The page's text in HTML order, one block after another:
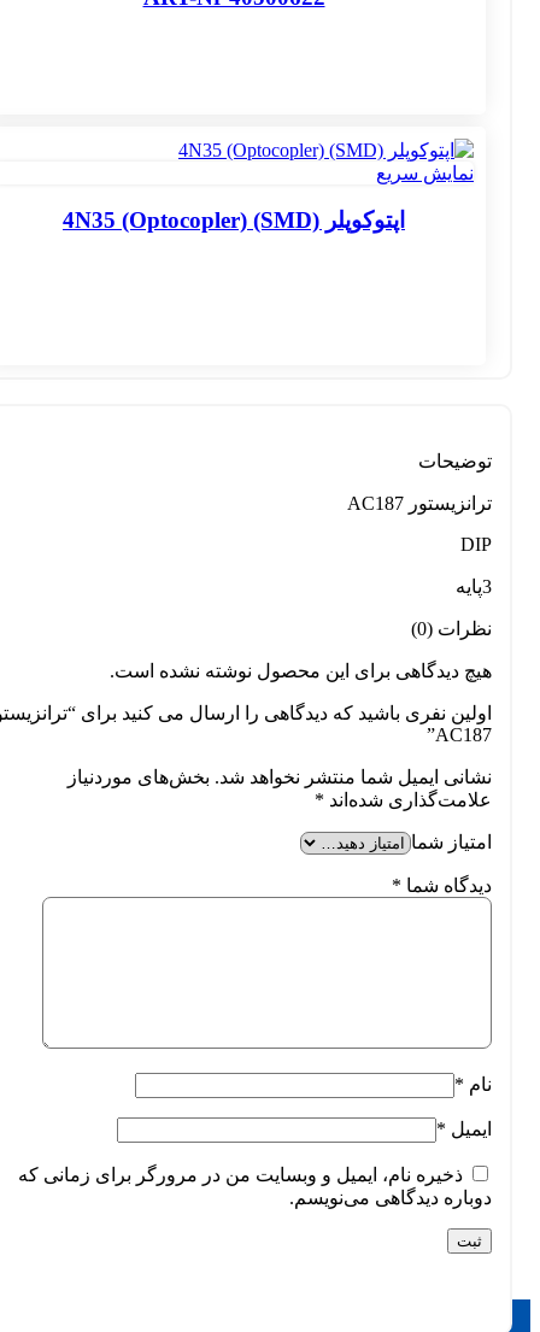
نمایش سریع
اپتوکوپلر 4N35 (Optocopler) (SMD)
توضیحات
ترانزیستور AC187
DIP
3پایه
نظرات (0)
هیچ دیدگاهی برای این محصول نوشته نشده است.
اولین نفری باشید که دیدگاهی را ارسال می کنید برای
AC187”
نشانی ایمیل شما منتشر نخواهد شد. بخش‌های موردنیاز
علامت‌گذاری شده‌اند *
امتیاز شما
دیدگاه شما *
نام *
ایمیل *
ذخیره نام، ایمیل و وبسایت من در مرورگر برای زمانی که
دوباره دیدگاهی می‌نویسم.